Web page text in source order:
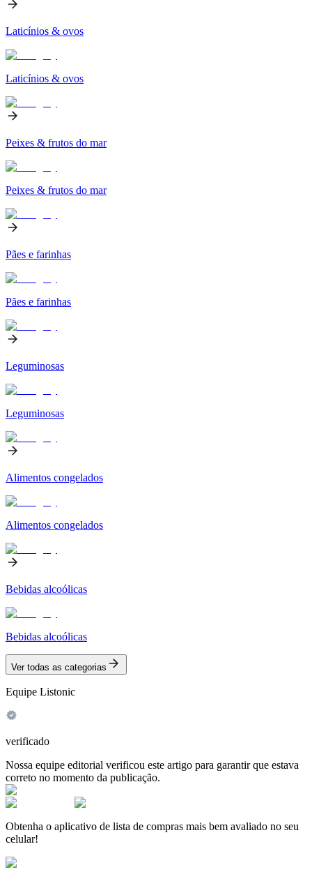
Laticínios & ovos
Laticínios & ovos
Peixes & frutos do mar
Peixes & frutos do mar
Pães e farinhas
Pães e farinhas
Leguminosas
Leguminosas
Alimentos congelados
Alimentos congelados
Bebidas alcoólicas
Bebidas alcoólicas
Ver todas as categorias
Equipe Listonic
verificado
Nossa equipe editorial verificou este artigo para garantir que estava
correto no momento da publicação.
Obtenha o aplicativo de lista de compras mais bem avaliado no seu
celular!